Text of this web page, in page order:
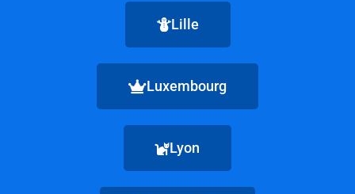
Lille
Luxembourg
Lyon